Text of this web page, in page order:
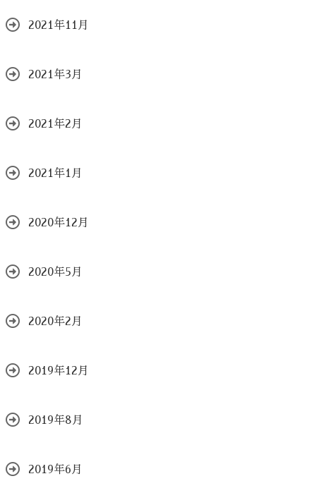
2021年11月
2021年3月
2021年2月
2021年1月
2020年12月
2020年5月
2020年2月
2019年12月
2019年8月
2019年6月